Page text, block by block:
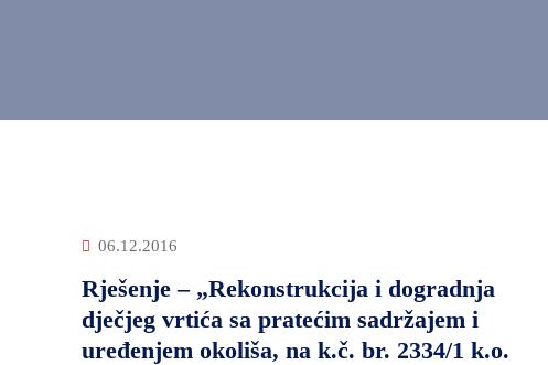
06.12.2016
Rješenje – „Rekonstrukcija i dogradnja
dječjeg vrtića sa pratećim sadržajem i
uređenjem okoliša, na k.č. br. 2334/1 k.o.